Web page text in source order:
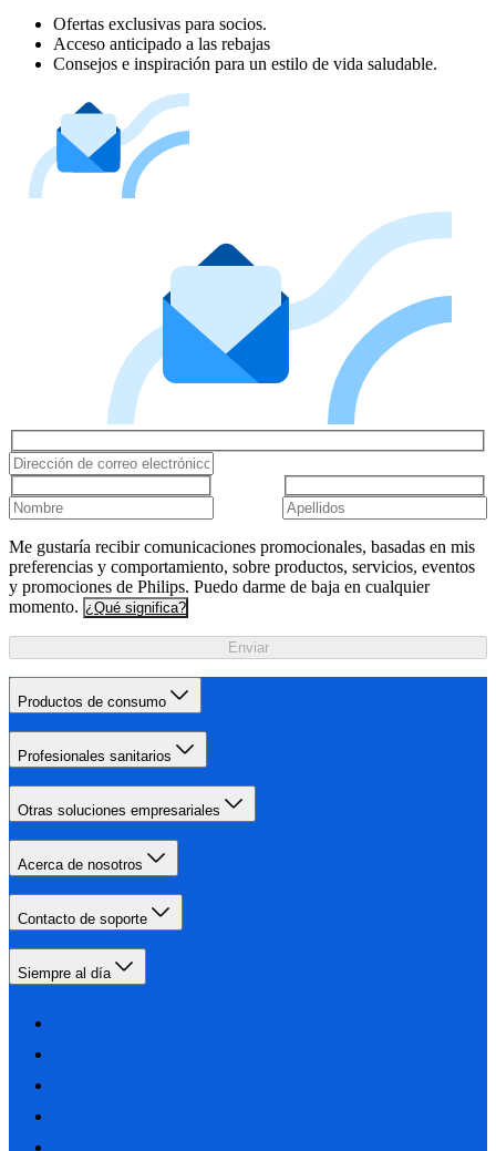
Ofertas exclusivas para socios.
Acceso anticipado a las rebajas
Consejos e inspiración para un estilo de vida saludable.
Me gustaría recibir comunicaciones promocionales, basadas en mis
preferencias y comportamiento, sobre productos, servicios, eventos
y promociones de Philips. Puedo darme de baja en cualquier
momento. ¿Qué significa?
Enviar
Productos de consumo
Profesionales sanitarios
Otras soluciones empresariales
Acerca de nosotros
Contacto de soporte
Siempre al día